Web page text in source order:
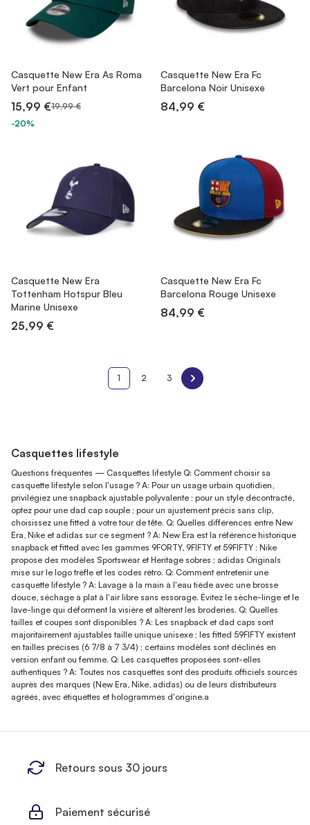
Casquette New Era As Roma
Vert pour Enfant
15,99 €19,99 €
-20%
Casquette New Era Fc
Barcelona Noir Unisexe
84,99 €
Casquette New Era
Tottenham Hotspur Bleu
Marine Unisexe
25,99 €
Casquette New Era Fc
Barcelona Rouge Unisexe
84,99 €
1 2 3
Casquettes lifestyle
Questions fréquentes — Casquettes lifestyle Q: Comment choisir sa
casquette lifestyle selon l'usage ? A: Pour un usage urbain quotidien,
privilégiez une snapback ajustable polyvalente ; pour un style décontracté,
optez pour une dad cap souple ; pour un ajustement précis sans clip,
choisissez une fitted à votre tour de tête. Q: Quelles différences entre New
Era, Nike et adidas sur ce segment ? A: New Era est la référence historique
snapback et fitted avec les gammes 9FORTY, 9FIFTY et 59FIFTY ; Nike
propose des modèles Sportswear et Heritage sobres ; adidas Originals
mise sur le logo trèfle et les codes rétro. Q: Comment entretenir une
casquette lifestyle ? A: Lavage à la main à l'eau tiède avec une brosse
douce, séchage à plat à l'air libre sans essorage. Évitez le sèche-linge et le
lave-linge qui déforment la visière et altèrent les broderies. Q: Quelles
tailles et coupes sont disponibles ? A: Les snapback et dad caps sont
majoritairement ajustables taille unique unisexe ; les fitted 59FIFTY existent
en tailles précises (6 7/8 à 7 3/4) ; certains modèles sont déclinés en
version enfant ou femme. Q: Les casquettes proposées sont-elles
authentiques ? A: Toutes nos casquettes sont des produits officiels sourcés
auprès des marques (New Era, Nike, adidas) ou de leurs distributeurs
agréés, avec étiquettes et hologrammes d'origine.a
Retours sous 30 jours
Paiement sécurisé